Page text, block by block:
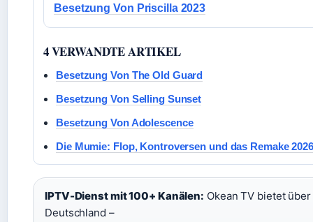
Besetzung Von Priscilla 2023
4 VERWANDTE ARTIKEL
Besetzung Von The Old Guard
Besetzung Von Selling Sunset
Besetzung Von Adolescence
Die Mumie: Flop, Kontroversen und das Remake
IPTV-Dienst mit 100+ Kanälen: Okean TV bietet
Deutschland –